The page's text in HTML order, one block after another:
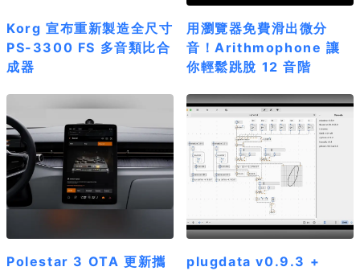
Korg 宣布重新製造全尺寸
PS-3300 FS 多音類比合
成器
用瀏覽器免費滑出微分
音！Arithmophone 讓
你輕鬆跳脫 12 音階
Polestar 3 OTA 更新攜
plugdata v0.9.3 +